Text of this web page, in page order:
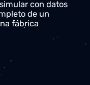
simular con datos
de un
fábrica